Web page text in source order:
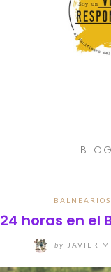
BALNEARIOS
24 horas en el
by JAVIER